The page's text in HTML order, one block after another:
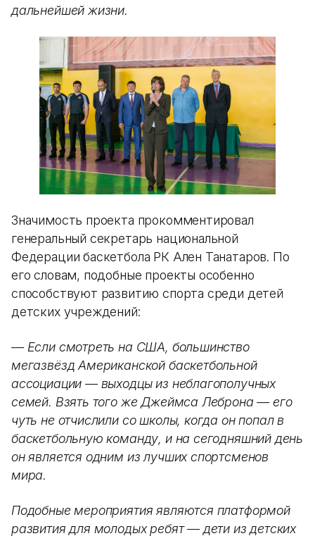
дальнейшей жизни.
Значимость проекта прокомментировал
генеральный секретарь национальной
Федерации баскетбола РК Ален Танатаров. По
его словам, подобные проекты особенно
способствуют развитию спорта среди детей
детских учреждений:
— Если смотреть на США, большинство
мегазвёзд Американской баскетбольной
ассоциации — выходцы из неблагополучных
семей. Взять того же Джеймса Леброна — его
чуть не отчислили со школы, когда он попал в
баскетбольную команду, и на сегодняшний день
он является одним из лучших спортсменов
мира.
Подобные мероприятия являются платформой
развития для молодых ребят — дети из детских